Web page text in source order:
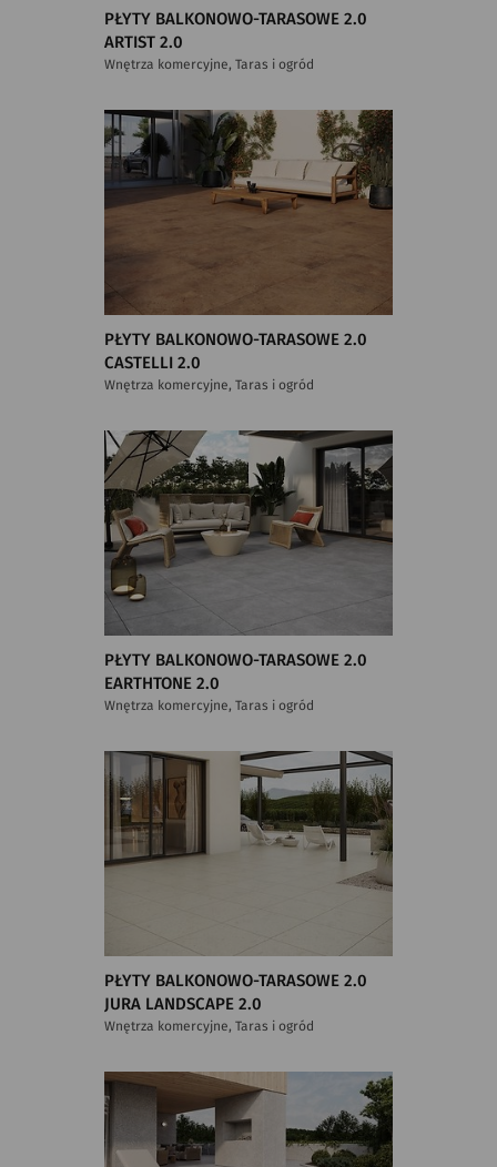
PŁYTY BALKONOWO-TARASOWE 2.0
ARTIST 2.0
Wnętrza komercyjne, Taras i ogród
PŁYTY BALKONOWO-TARASOWE 2.0
CASTELLI 2.0
Wnętrza komercyjne, Taras i ogród
PŁYTY BALKONOWO-TARASOWE 2.0
EARTHTONE 2.0
Wnętrza komercyjne, Taras i ogród
PŁYTY BALKONOWO-TARASOWE 2.0
JURA LANDSCAPE 2.0
Wnętrza komercyjne, Taras i ogród